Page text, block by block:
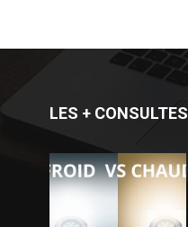
LES + CONSULTES